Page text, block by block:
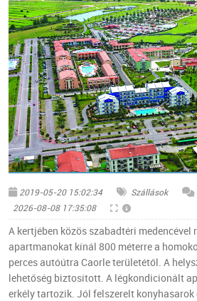
2019-05-20 15:02:34 Szállások
2026-08-08 17:35:08
A kertjében közös szabadtéri medencével
apartmanokat kínál 800 méterre a
perces autóútra Caorle területétől. A
lehetőség biztosított. A légkondicionált
erkély tartozik. Jól felszerelt konyhasarok